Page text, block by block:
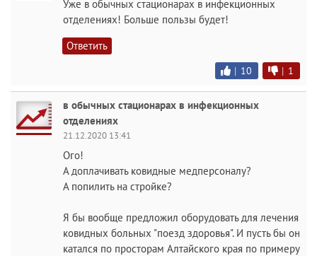
Уже в обычных стационарах в инфекционных
отделениях! Больше пользы будет!
Ответить
| 10 | 1
в обычных стационарах в инфекционных
отделениях
21.12.2020 13:41
Ого!
А доплачивать ковидные медперсоналу?
А попилить на стройке?
Я бы вообще предложил оборудовать для лечения
ковидных больных "поезд здоровья". И пусть бы он
катался по просторам Алтайского края по примеру